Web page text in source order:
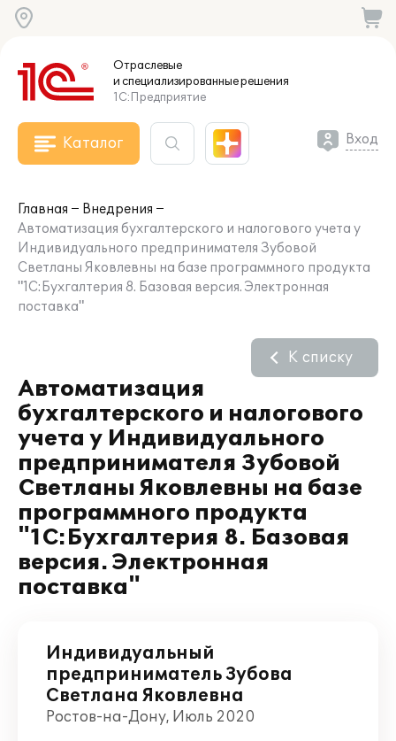
Отраслевые
и специализированныерешения
1С:Предприятие
Каталог Вход
Главная
Внедрения
Автоматизация бухгалтерского и налогового учета у
Индивидуального предпринимателя Зубовой
Светланы Яковлевны на базе программного продукта
"1С:Бухгалтерия 8. Базовая версия. Электронная
поставка"
Автоматизация
бухгалтерского и налогового
учета у Индивидуального
предпринимателя Зубовой
Светланы Яковлевны на базе
программного продукта
"1С:Бухгалтерия 8. Базовая
версия. Электронная
поставка"
К списку
Индивидуальный
предприниматель Зубова
Светлана Яковлевна
Ростов-на-Дону, Июль 2020